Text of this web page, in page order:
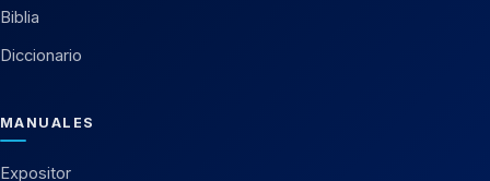
Biblia
Diccionario
MANUALES
Expositor